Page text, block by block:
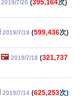
2019/7/20 (395,164次)
2019/7/19 (599,436次)
🖼️ 2019/7/18 (321,737
2019/7/14 (625,253次)